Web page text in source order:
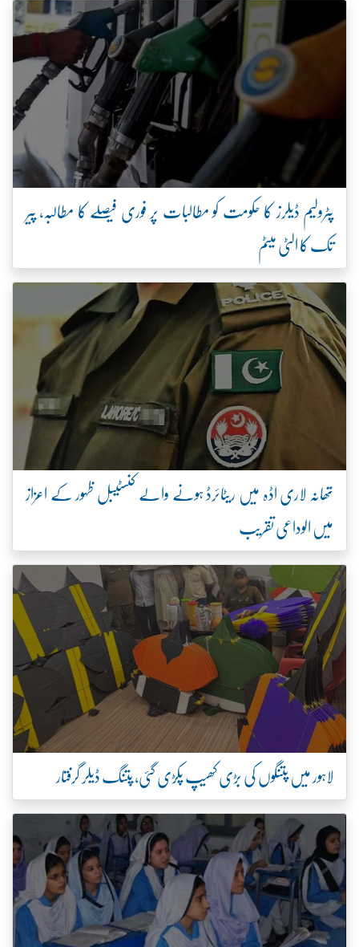
پٹرولیم ڈیلرز کا حکومت کو مطالبات پر فوری فیصلے کا مطالبہ، پیر
تک کا الٹی میٹم
تھانہ لاری اڈہ میں ریٹائرڈ ہونے والے کنسٹیبل ظہور کے اعزاز
میں الوداعی تقریب
لاہور میں پتنگوں کی بڑی کھیپ پکڑی گئی، پتنگ ڈیلر گرفتار